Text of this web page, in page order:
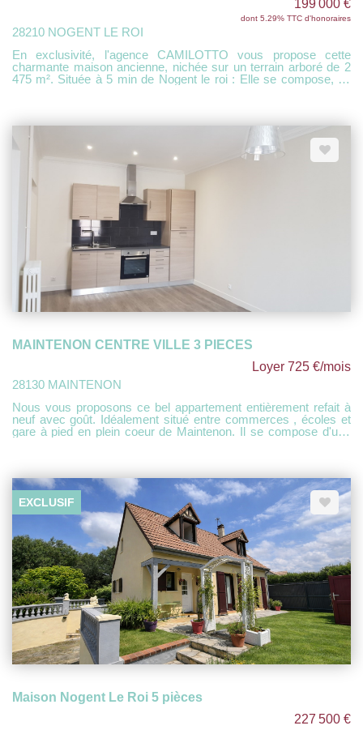
199 000 €
dont 5.29% TTC d'honoraires
28210 NOGENT LE ROI
En exclusivité, l'agence CAMILOTTO vous propose cette
charmante maison ancienne, nichée sur un terrain arboré de 2
475 m². Située à 5 min de Nogent le roi : Elle se compose, au
aménager selon vos besoins. À l'étage, vous découvrirez un
dégagement desservant trois chambres, une salle de bains et
un WC indépendant. Une dépendance attenante offre une
chambre indépendante. Une cave, un atelier et un garage
viennent compléter ce bien. Commerces et écoles accessibles
à pied. VISITE VITUELLE SUR DEMANDE
MAINTENON CENTRE VILLE 3 PIECES
Loyer 725 €/mois
28130 MAINTENON
Nous vous proposons ce bel appartement entièrement refait à
neuf avec goût. Idéalement situé entre commerces , écoles et
gare à pied en plein coeur de Maintenon. Il se compose d'une
2026
EXCLUSIF
Maison Nogent Le Roi 5 pièces
227 500 €